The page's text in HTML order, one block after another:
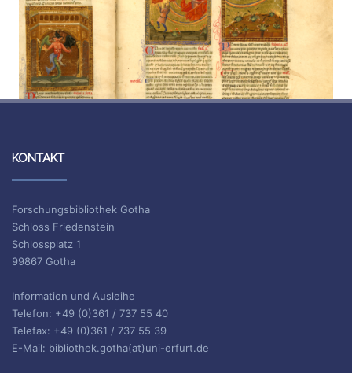
KONTAKT
Forschungsbibliothek Gotha
Schloss Friedenstein
Schlossplatz 1
99867 Gotha
Information und Ausleihe
Telefon: +49 (0)361 / 737 55 40
Telefax: +49 (0)361 / 737 55 39
E-Mail: bibliothek.gotha(at)uni-erfurt.de